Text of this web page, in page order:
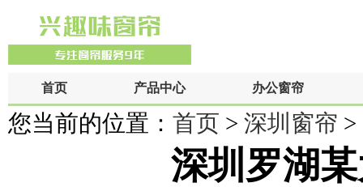
首页 产品中心 办公窗帘
您当前的位置： 首页 > 深圳窗帘 >
深圳罗湖